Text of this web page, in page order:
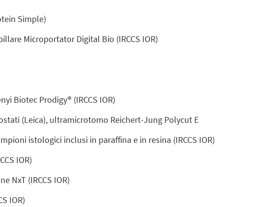
Simple)
Microportator Digital Bio (IRCCS IOR)
Biotec Prodigy® (IRCCS IOR)
(Leica), ultramicrotomo Reichert-Jung Polycut E
istologici inclusi in paraffina e in resina (IRCCS IOR)
IOR)
NxT (IRCCS IOR)
IOR)